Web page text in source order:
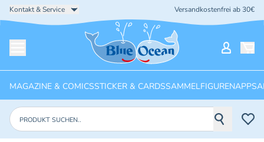
Kontakt & Service Versandkostenfrei ab 30€
Startseite
MAGAZINE & COMICSSTICKER & CARDSSAMMELFIGURENAPPS
Produkte suchen